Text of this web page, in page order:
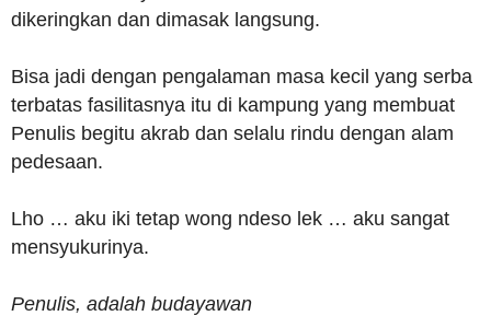
dikeringkan dan dimasak langsung.
Bisa jadi dengan pengalaman masa kecil yang serba
terbatas fasilitasnya itu di kampung yang membuat
Penulis begitu akrab dan selalu rindu dengan alam
pedesaan.
Lho … aku iki tetap wong ndeso lek … aku sangat
mensyukurinya.
Penulis, adalah budayawan